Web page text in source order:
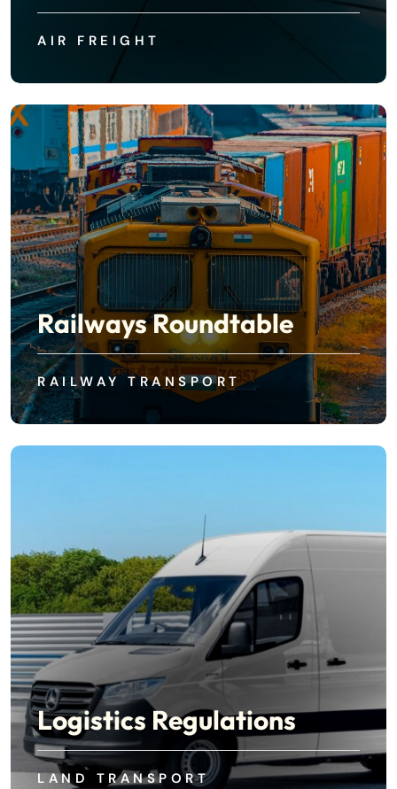
AIR FREIGHT
Railways Roundtable
RAILWAY TRANSPORT
Logistics Regulations
LAND TRANSPORT